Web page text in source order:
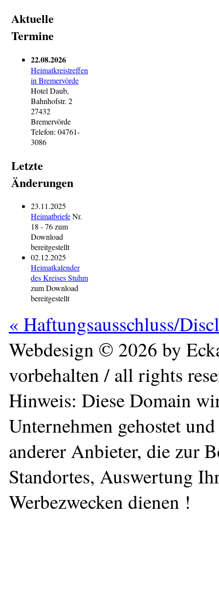
Aktuelle
Termine
22.08.2026
Heimatkreistreffen
in Bremervörde
Hotel Daub,
Bahnhofstr. 2
27432
Bremervörde
Telefon: 04761-
3086
Letzte
Änderungen
23.11.2025
HeimatbriefeNr.
18 - 76 zum
Download
bereitgestellt
02.12.2025
Heimatkalender
des Kreises Stuhm
zum Download
bereitgestellt
« Haftungsausschluss/
Webdesign © 2026 by
vorbehalten / all rights
Hinweis: Diese Domain
Unternehmen gehostet
anderer Anbieter, die zur
Standortes, Auswertung
Werbezwecken dienen !